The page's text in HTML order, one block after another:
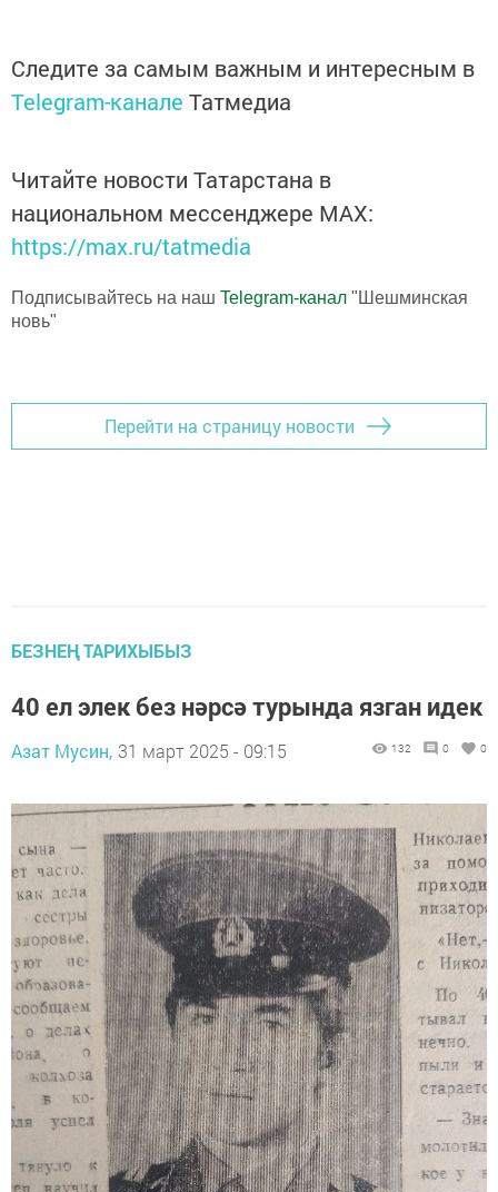
Следите за самым важным и интересным в
Telegram-канале Татмедиа
Читайте новости Татарстана в
национальном мессенджере MАХ:
https://max.ru/tatmedia
Подписывайтесь на наш Telegram-канал "Шешминская
новь"
Перейти на страницу новости
БЕЗНЕҢ ТАРИХЫБЫЗ
40 ел элек без нәрсә турында язган идек
Азат Мусин, 31 март 2025 - 09:15 132 0 0